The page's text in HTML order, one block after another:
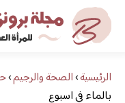
مجلةالرئيسية›الصحة والرجيم›
بالماء في اسبوع